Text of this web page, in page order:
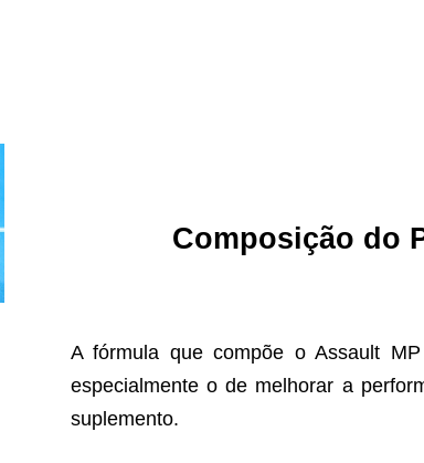
Composição do
A fórmula que compõe o Assault
especialmente o de melhorar a
suplemento.